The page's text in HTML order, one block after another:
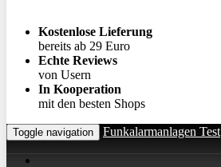
Kostenlose Lieferung
bereits ab 29 Euro
Echte Reviews
von Usern
In Kooperation
mit den besten Shops
Toggle navigation Funkalarmanlagen Test